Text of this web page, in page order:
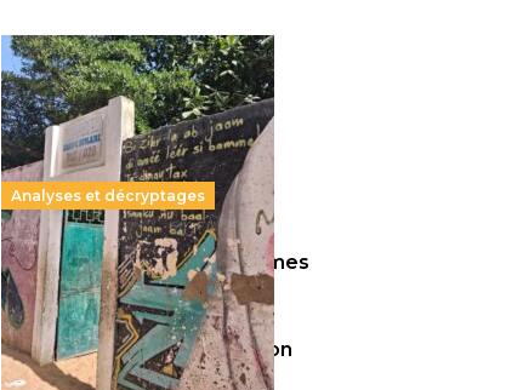
Analyses et décryptages
258 millions d’enfants victimes
de la guerre, des chocs
climatiques et des
déplacements de population
11 juillet 2026 -National